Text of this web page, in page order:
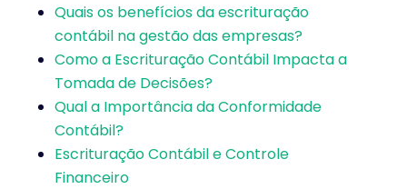
Quais os benefícios da escrituração
contábil na gestão das empresas?
Como a Escrituração Contábil Impacta a
Tomada de Decisões?
Qual a Importância da Conformidade
Contábil?
Escrituração Contábil e Controle
Financeiro